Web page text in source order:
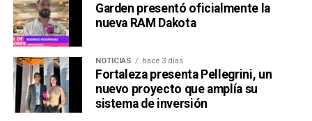
Garden presentó oficialmente la
nueva RAM Dakota
NOTICIAS hace 3 días
Fortaleza presenta Pellegrini, un
nuevo proyecto que amplía su
sistema de inversión